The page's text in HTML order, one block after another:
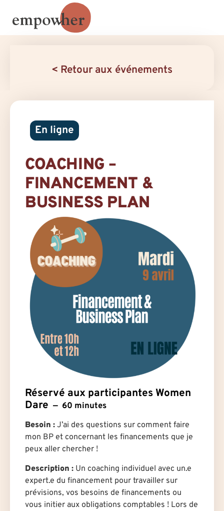
< Retour aux événements
En ligne
COACHING –
FINANCEMENT &
BUSINESS PLAN
Réservé aux participantes Women
Dare
60 minutes
Besoin : J’ai des questions sur comment faire
mon BP et concernant les financements que je
peux aller chercher !
Description : Un coaching individuel avec un.e
expert.e du financement pour travailler sur
prévisions, vos besoins de financements ou
vous initier aux obligations comptables ! Lors de